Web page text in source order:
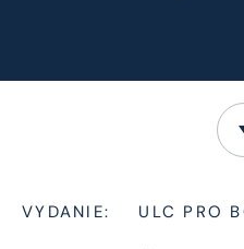
VYDANIE: ULC PRO